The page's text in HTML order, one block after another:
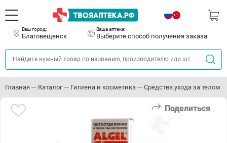
Ваш город:
Благовещенск
Ваша аптека:
Выберите способ получения заказа
Главная Каталог Гигиена и косметика Средства ухода за телом
Поделиться